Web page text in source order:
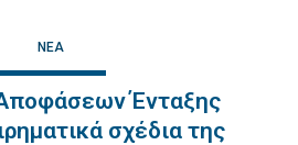
ΝΈΑ
Ένταξης
σχέδια της